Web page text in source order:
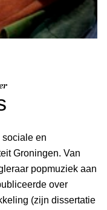
sociale en
Groningen. Van
popmuziek aan
over
(zijn dissertatie